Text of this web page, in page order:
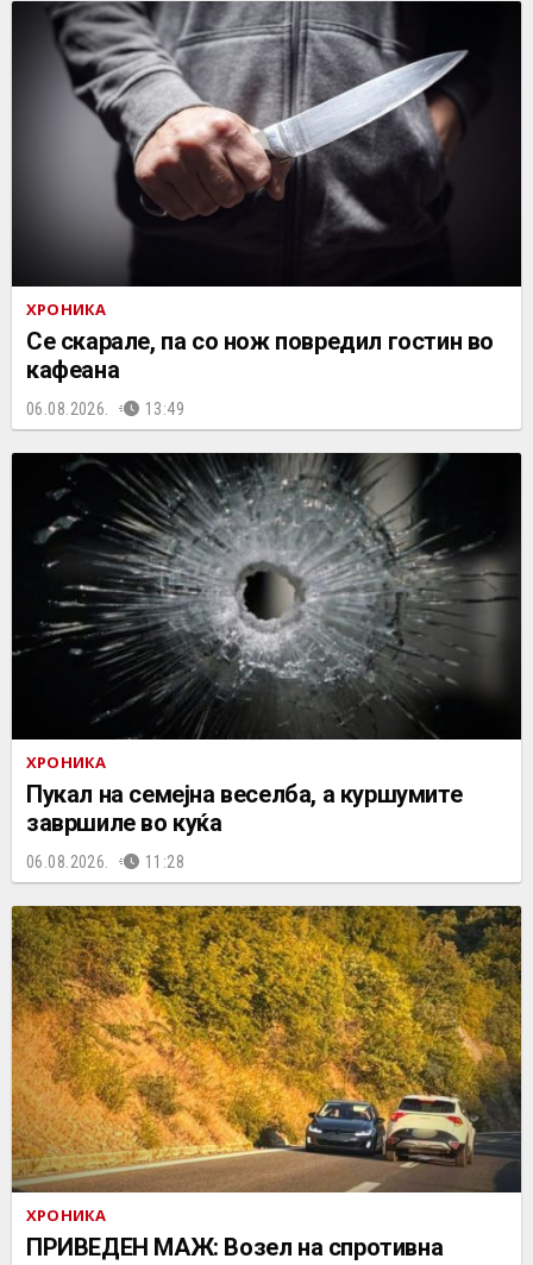
ХРОНИКА
Се скарале, па со нож повредил гостин во
кафеана
06.08.2026. 13:49
ХРОНИКА
Пукал на семејна веселба, а куршумите
завршиле во куќа
06.08.2026. 11:28
ХРОНИКА
ПРИВЕДЕН МАЖ: Возел на спротивна